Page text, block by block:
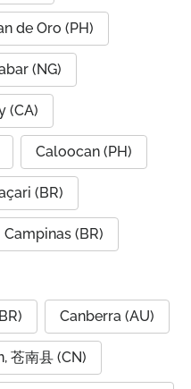
de Oro (PH)
(NG)
(CA)
Caloocan (PH)
(BR)
Campinas (BR)
Canberra (AU)
苍南县 (CN)